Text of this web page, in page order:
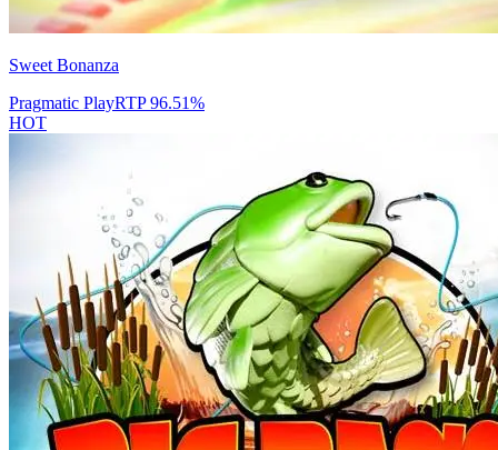
Sweet Bonanza
Pragmatic PlayRTP96.51%
HOT